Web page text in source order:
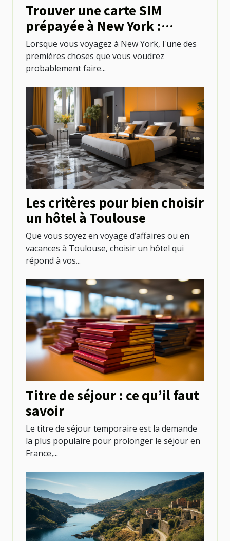
Trouver une carte SIM
prépayée à New York :
options et emplacements
Lorsque vous voyagez à New York, l'une des
premières choses que vous voudrez
probablement faire...
Les critères pour bien choisir
un hôtel à Toulouse
Que vous soyez en voyage d’affaires ou en
vacances à Toulouse, choisir un hôtel qui
répond à vos...
Titre de séjour : ce qu’il faut
savoir
Le titre de séjour temporaire est la demande
la plus populaire pour prolonger le séjour en
France,...